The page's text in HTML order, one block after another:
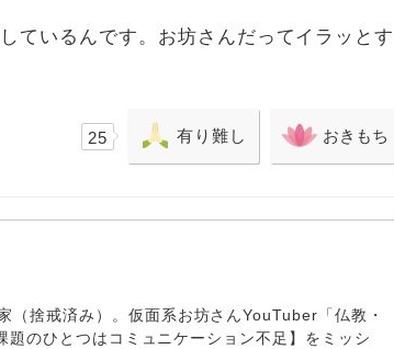
ているんです。お坊さんだってイラッとす
25 有り難し おきもち
（捨戒済み）。仮面系お坊さんYouTuber「仏教・